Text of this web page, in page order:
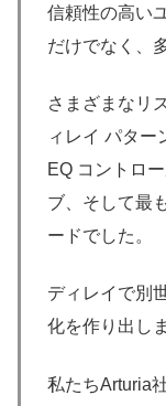
信頼性の高い
だけでなく、
さまざまなリ
ィレイ パター
EQ コントロ
ブ、そして最
ードでした。
ディレイで別
化を作り出し
私たちArturia